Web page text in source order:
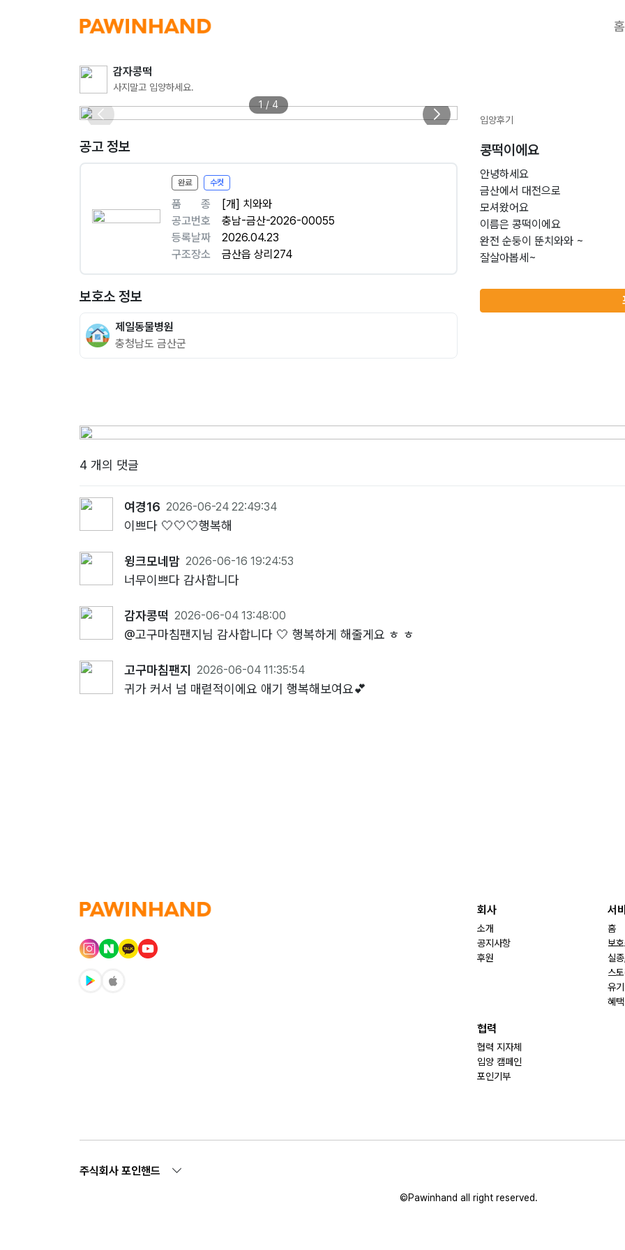
홈
감자콩떡
사지말고 입양하세요.
1 / 4
공고 정보
완료 수컷
품ㅤㅤ종
[개] 치와와
공고번호
충남-금산-2026-00055
등록날짜
2026.04.23
구조장소
금산읍 상리274
보호소 정보
제일동물병원
충청남도 금산군
입양후기
콩떡이에요
안녕하세요
금산에서 대전으로
모셔왔어요
이름은 콩떡이에요
완전 순둥이 뚠치와와 ~
잘살아봅세~
4 개의 댓글
여경16 2026-06-24 22:49:34
이쁘다 🤍🤍🤍행복해
윙크모네맘 2026-06-16 19:24:53
너무이쁘다 감사합니다
감자콩떡 2026-06-04 13:48:00
@고구마침팬지님 감사합니다 🤍 행복하게 해줄게요 ㅎ ㅎ
고구마침팬지 2026-06-04 11:35:54
귀가 커서 넘 매렫적이에요 애기 행복해보여요💕
회사
소개
공지사항
후원
서
홈
보
실
스토
유
혜택
협력
협력 지자체
입양 캠페인
포인기부
주식회사 포인핸드
©Pawinhand all right reserved.